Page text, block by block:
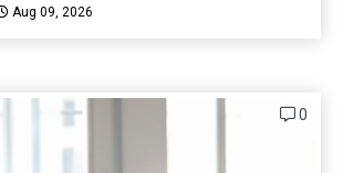
Aug 09, 2026
0